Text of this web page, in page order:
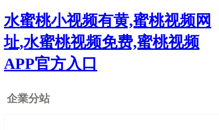
水蜜桃小视频有黄,蜜桃视频网
址,水蜜桃视频免费,蜜桃视频
APP官方入口
企業分站